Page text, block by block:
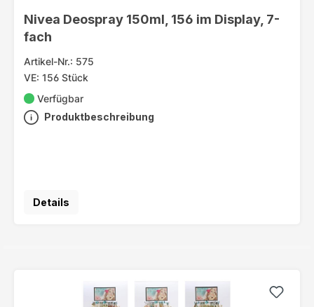
Nivea Deospray 150ml, 156 im Display, 7-
fach
Artikel-Nr.: 575
VE: 156 Stück
Verfügbar
Produktbeschreibung
Details